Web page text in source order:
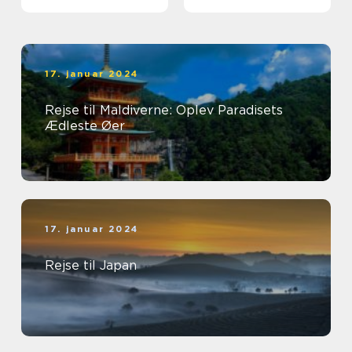
17. januar 2024
Rejse til Maldiverne: Oplev Paradisets
Ædleste Øer
17. januar 2024
Rejse til Japan